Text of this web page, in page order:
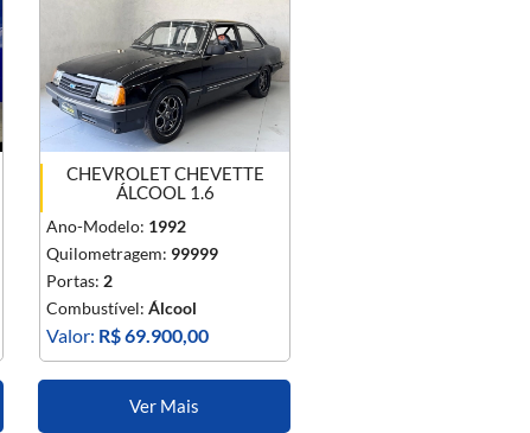
CHEVROLET CHEVETTE
ÁLCOOL 1.6
Ano-Modelo: 1992
Quilometragem: 99999
Portas: 2
Combustível: Álcool
Valor: R$ 69.900,00
Ver Mais